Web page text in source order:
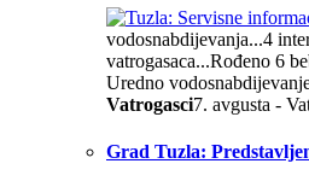
vodosnabdijevanja...4
vatrogasaca...Rođeno 6
Uredno
Vatrogasci7. avgusta -
Grad Tuzla: